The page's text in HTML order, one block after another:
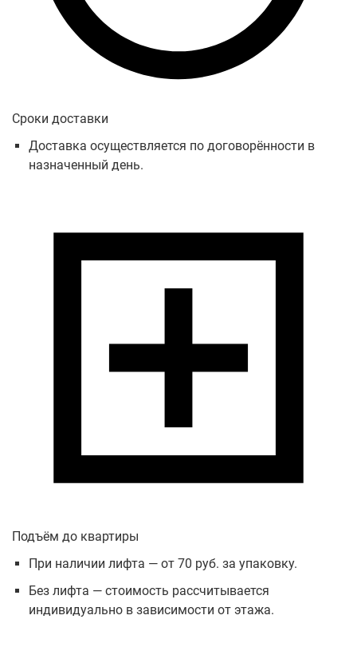
Сроки доставки
Доставка осуществляется по договорённости в
назначенный день.
Подъём до квартиры
При наличии лифта — от 70 руб. за упаковку.
Без лифта — стоимость рассчитывается
индивидуально в зависимости от этажа.